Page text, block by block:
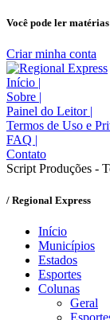
Você pode ler
Criar minha conta
Início |
Sobre |
Painel do Leitor |
Termos de Uso e
FAQ |
Contato
Script Produções -
/ Regional Express
Início
Municípios
Estados
Esportes
Colunas
Geral